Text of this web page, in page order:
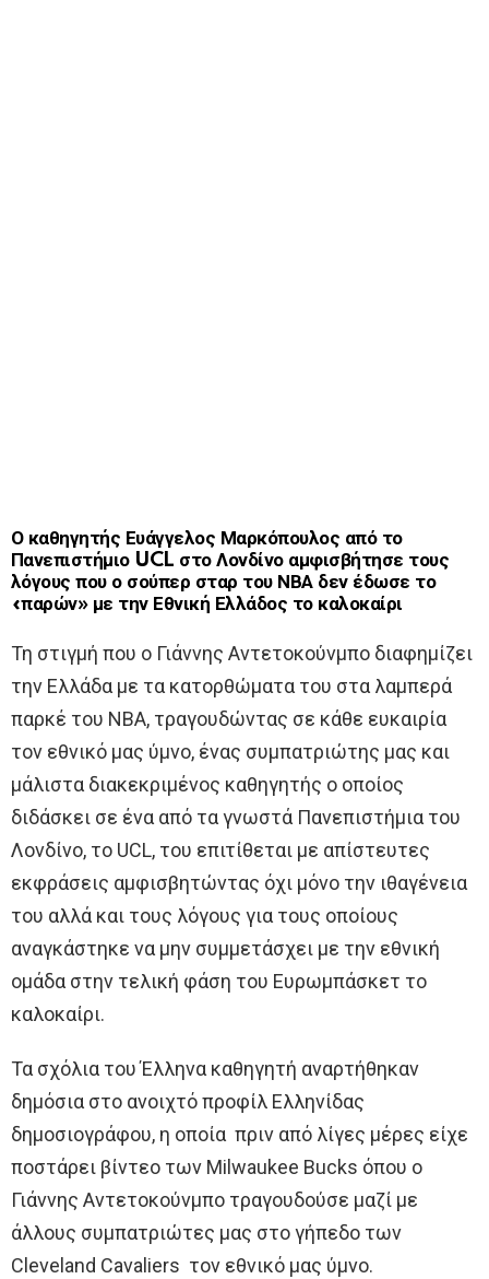
Ο καθηγητής Ευάγγελος Μαρκόπουλος από το
Πανεπιστήμιο UCL στο Λονδίνο αμφισβήτησε τους
λόγους που ο σούπερ σταρ του ΝΒΑ δεν έδωσε το
«παρών» με την Εθνική Ελλάδος το καλοκαίρι
Τη στιγμή που ο Γιάννης Αντετοκούνμπο διαφημίζει
την Ελλάδα με τα κατορθώματα του στα λαμπερά
παρκέ του NBA, τραγουδώντας σε κάθε ευκαιρία
τον εθνικό μας ύμνο, ένας συμπατριώτης μας και
μάλιστα διακεκριμένος καθηγητής ο οποίος
διδάσκει σε ένα από τα γνωστά Πανεπιστήμια του
Λονδίνο, το UCL, του επιτίθεται με απίστευτες
εκφράσεις αμφισβητώντας όχι μόνο την ιθαγένεια
του αλλά και τους λόγους για τους οποίους
αναγκάστηκε να μην συμμετάσχει με την εθνική
ομάδα στην τελική φάση του Ευρωμπάσκετ το
καλοκαίρι.
Τα σχόλια του Έλληνα καθηγητή αναρτήθηκαν
δημόσια στο ανοιχτό προφίλ Ελληνίδας
δημοσιογράφου, η οποία πριν από λίγες μέρες είχε
ποστάρει βίντεο των Milwaukee Bucks όπου ο
Γιάννης Αντετοκούνμπο τραγουδούσε μαζί με
άλλους συμπατριώτες μας στο γήπεδο των
Cleveland Cavaliers τον εθνικό μας ύμνο.